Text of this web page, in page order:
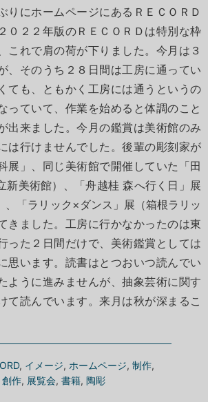
りにホームページにあるＲＥＣＯＲＤ
０２２年版のＲＥＣＯＲＤは特別な枠
これで肩の荷が下りました。今月は３
、そのうち２８日間は工房に通ってい
ても、ともかく工房には通うというの
っていて、作業を始めると体調のこと
出来ました。今月の鑑賞は美術館のみ
は行けませんでした。後輩の彫刻家が
展」、同じ美術館で開催していた「田
新美術館）、「舟越桂 森へ行く日」展
、「ラリック×ダンス」展（箱根ラリッ
きました。工房に行かなかったのは東
った２日間だけで、美術鑑賞としては
思います。読書はとつおいつ読んでい
ように進みませんが、抽象芸術に関す
て読んでいます。来月は秋が深まるこ
, イメージ, ホームページ, 制作,
創作, 展覧会, 書籍, 陶彫